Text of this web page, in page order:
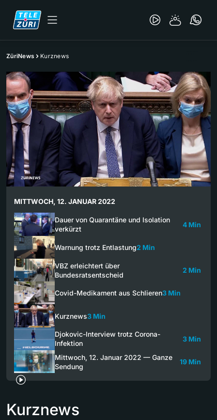
ZüriNews Kurznews
MITTWOCH, 12. JANUAR 2022
Dauer von Quarantäne und Isolation
verkürzt
4 Min
Warnung trotz Entlastung2 Min
VBZ erleichtert über
Bundesratsentscheid
2 Min
Covid-Medikament aus Schlieren3 Min
Kurznews3 Min
Djokovic-Interview trotz Corona-
Infektion
3 Min
Mittwoch, 12. Januar 2022 — Ganze
Sendung
19 Min
Kurznews